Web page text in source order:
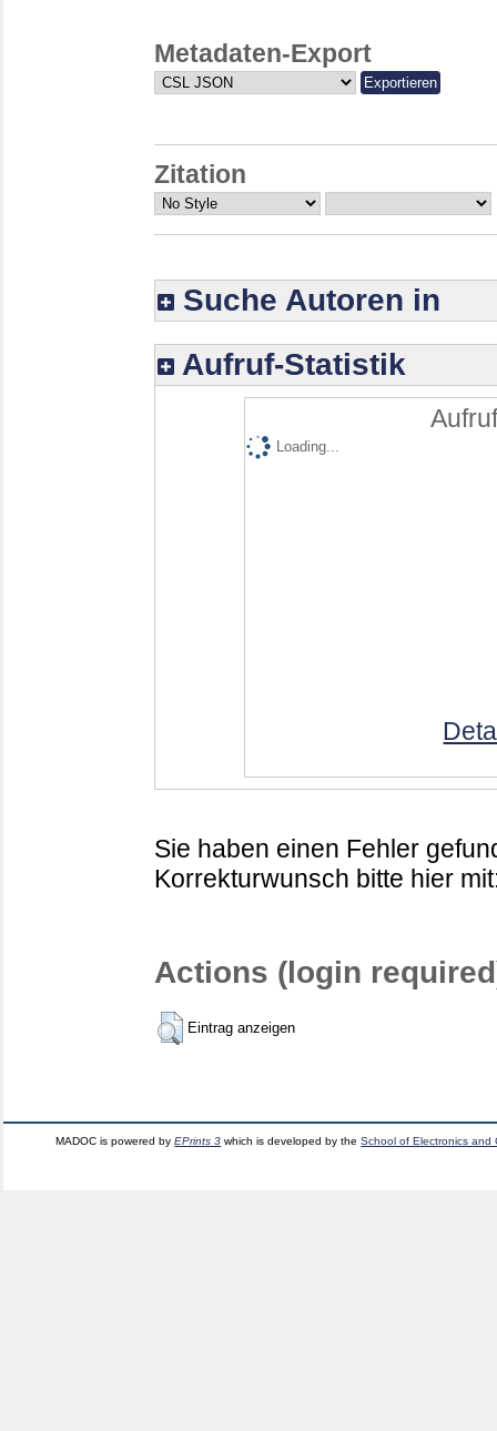
Metadaten-Export
Zitation
Suche Autoren in
Aufruf-Statistik
Loading...
Sie haben einen Fehler
Korrekturwunsch bitte hier
Actions (login
Eintrag anzeigen
MADOC is powered byEPrints 3 which is developed by theSchool of Electronics and